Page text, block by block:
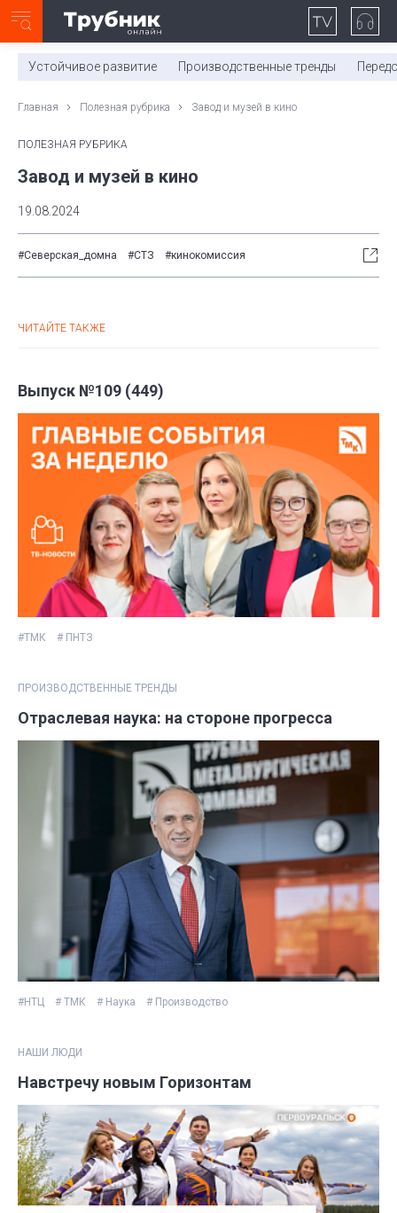
0:00/ 11:03
Устойчивое развитие Производственные тренды
Главная Полезная рубрика Завод и музей в кино
ПОЛЕЗНАЯ РУБРИКА
Завод и музей в кино
19.08.2024
#Северская_домна #СТЗ #кинокомиссия
ЧИТАЙТЕ ТАКЖЕ
Выпуск №109 (449)
#ТМК # ПНТЗ
ПРОИЗВОДСТВЕННЫЕ ТРЕНДЫ
Отраслевая наука: на стороне прогресса
#НТЦ # ТМК # Наука # Производство
НАШИ ЛЮДИ
Навстречу новым Горизонтам